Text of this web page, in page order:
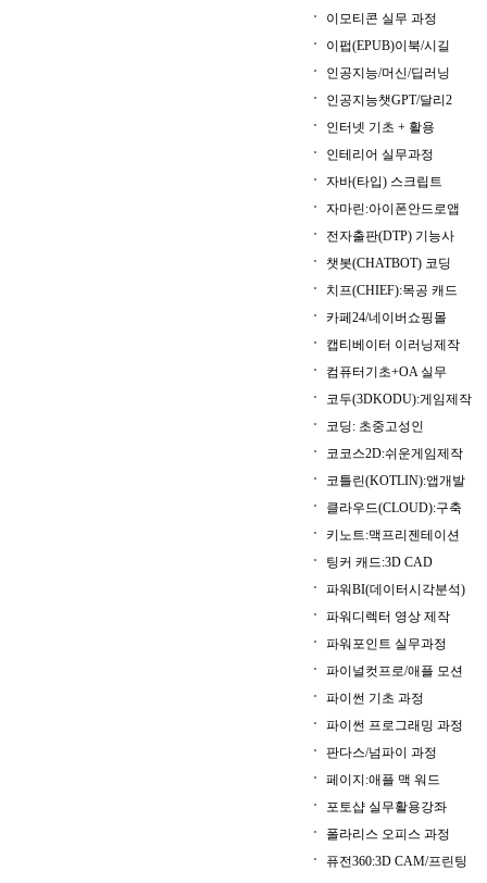
이모티콘 실무 과정
이펍(EPUB)이북/시길
인공지능/머신/딥러닝
인공지능챗GPT/달리2
인터넷 기초 + 활용
인테리어 실무과정
자바(타입) 스크립트
자마린:아이폰안드로앱
전자출판(DTP) 기능사
챗봇(CHATBOT) 코딩
치프(CHIEF):목공 캐드
카페24/네이버쇼핑몰
캡티베이터 이러닝제작
컴퓨터기초+OA 실무
코두(3DKODU):게임제작
코딩: 초중고성인
코코스2D:쉬운게임제작
코틀린(KOTLIN):앱개발
클라우드(CLOUD):구축
키노트:맥프리젠테이션
팅커 캐드:3D CAD
파워BI(데이터시각분석)
파워디렉터 영상 제작
파워포인트 실무과정
파이널컷프로/애플 모션
파이썬 기초 과정
파이썬 프로그래밍 과정
판다스/넘파이 과정
페이지:애플 맥 워드
포토샵 실무활용강좌
폴라리스 오피스 과정
퓨전360:3D CAM/프린팅